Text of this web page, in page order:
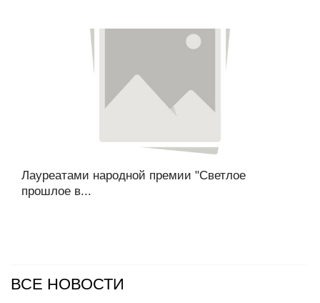
Лауреатами народной премии "Светлое
прошлое в...
ВСЕ НОВОСТИ